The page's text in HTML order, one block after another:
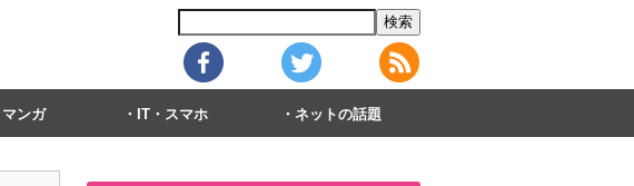
ンガ IT・スマホ ネットの話題